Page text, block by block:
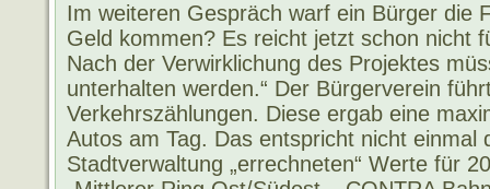
Im weiteren Gespräch warf ein Bürger die
Geld kommen? Es reicht jetzt schon nicht
Nach der Verwirklichung des Projektes
unterhalten werden.“ Der Bürgerverein
Verkehrszählungen. Diese ergab eine
Autos am Tag. Das entspricht nicht einmal
Stadtverwaltung „errechneten“ Werte für